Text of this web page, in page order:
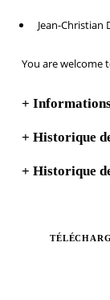
Jean-Christian
You are welcome
+
+ Historique
+ Historique